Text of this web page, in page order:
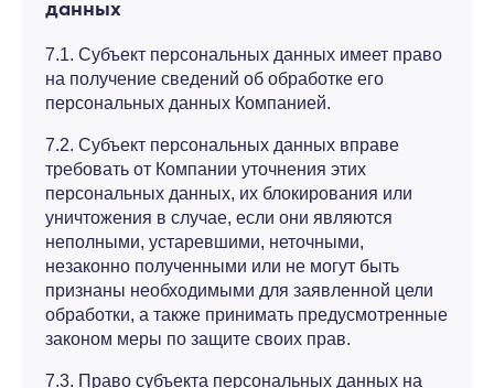
данных
7.1. Субъект персональных данных имеет право
на получение сведений об обработке его
персональных данных Компанией.
7.2. Субъект персональных данных вправе
требовать от Компании уточнения этих
персональных данных, их блокирования или
уничтожения в случае, если они являются
неполными, устаревшими, неточными,
незаконно полученными или не могут быть
признаны необходимыми для заявленной цели
обработки, а также принимать предусмотренные
законом меры по защите своих прав.
7.3. Право субъекта персональных данных на